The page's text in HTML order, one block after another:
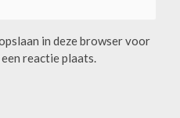
in deze browser voor
reactie plaats.